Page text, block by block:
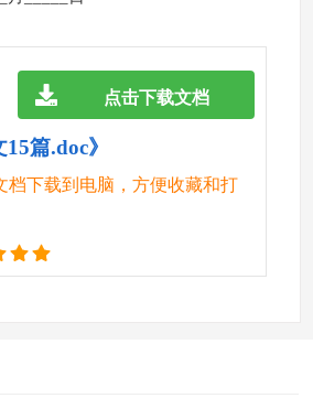
篇.doc》
档下载到电脑，方便收藏和打
点击下载文档